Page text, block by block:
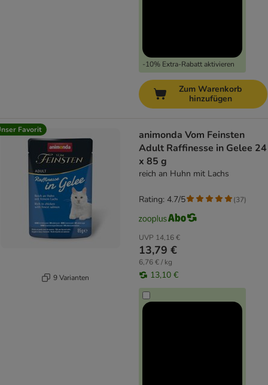
-10% Extra-Rabatt aktivieren
Zum Warenkorb
hinzufügen
Favorit
9 Varianten
animonda Vom Feinsten
Adult Raffinesse in Gelee 24
x 85 g
reich an Huhn mit Lachs
UVP 14,16 €
13,79 €
6,76 € / kg
13,10 €
Rating: 4.7/5 (37)